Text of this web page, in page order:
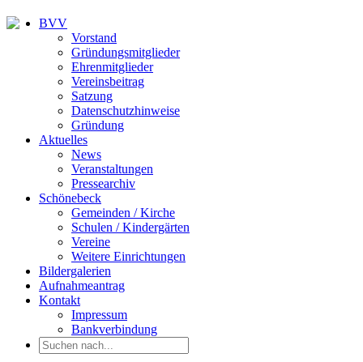
BVV
Vorstand
Gründungsmitglieder
Ehrenmitglieder
Vereinsbeitrag
Satzung
Datenschutzhinweise
Gründung
Aktuelles
News
Veranstaltungen
Pressearchiv
Schönebeck
Gemeinden / Kirche
Schulen / Kindergärten
Vereine
Weitere Einrichtungen
Bildergalerien
Aufnahmeantrag
Kontakt
Impressum
Bankverbindung